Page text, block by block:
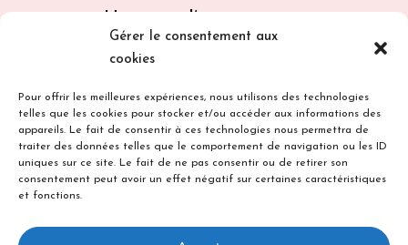
Gérer le consentement aux
cookies
Pour offrir les meilleures expériences, nous utilisons des technologies
telles que les cookies pour stocker et/ou accéder aux informations des
appareils. Le fait de consentir à ces technologies nous permettra de
traiter des données telles que le comportement de navigation ou les ID
uniques sur ce site. Le fait de ne pas consentir ou de retirer son
consentement peut avoir un effet négatif sur certaines caractéristiques
et fonctions.
Lun : Fermé ( sur Rdv )
Mer: Fermé ( sur Rdv )
Jeu: 13:00 – 17:00
Ven: 14:00 – 18:00
Sam: 14:00 – 18:00
Dim: Fermé